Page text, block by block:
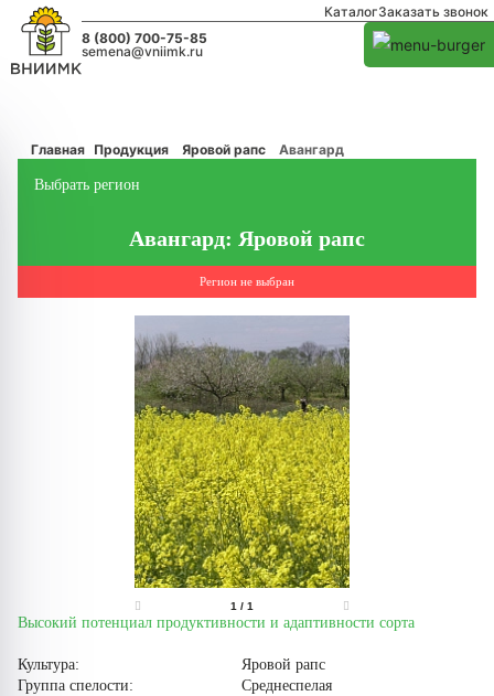
КаталогЗаказать звонок
8 (800) 700-75-85
semena@vniimk.ru
Главная Продукция Яровой рапс Авангард
Выбрать регион
Авангард: Яровой рапс
Регион не выбран
1 / 1
Высокий потенциал продуктивности и адаптивности сорта
Культура:
Яровой рапс
Группа спелости:
Среднеспелая